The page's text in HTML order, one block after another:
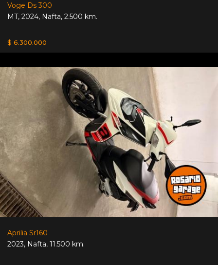
Voge Ds 300
MT, 2024, Nafta, 2.500 km.
$ 6.300.000
Aprilia Sr160
2023, Nafta, 11.500 km.